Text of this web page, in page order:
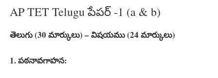
AP TET Telugu పేపర్ -1 (a & b)
తెలుగు (30 మార్కులు) – విషయము (24 మార్కులు)
1. పఠనావగాహన: